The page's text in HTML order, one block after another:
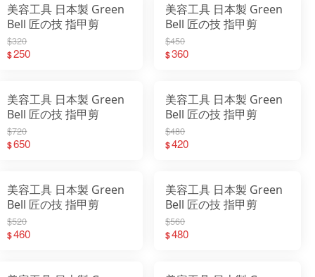
美容工具 日本製 Green
Bell 匠の技 指甲剪
$320
$250
美容工具 日本製 Green
Bell 匠の技 指甲剪
$450
$360
美容工具 日本製 Green
Bell 匠の技 指甲剪
$720
$650
美容工具 日本製 Green
Bell 匠の技 指甲剪
$480
$420
美容工具 日本製 Green
Bell 匠の技 指甲剪
$520
$460
美容工具 日本製 Green
Bell 匠の技 指甲剪
$560
$480